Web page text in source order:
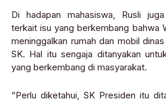
Di hadapan mahasiswa, Rusli
terkait isu yang berkembang bahwa
meninggalkan rumah dan mobil
SK. Hal itu sengaja ditanyakan
yang berkembang di masyarakat.
“Perlu diketahui, SK Presiden itu